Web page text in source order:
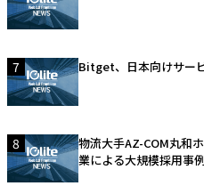
7 Bitget、日本向けサー
8
物流大手AZ-COM丸和
業による大規模採用事